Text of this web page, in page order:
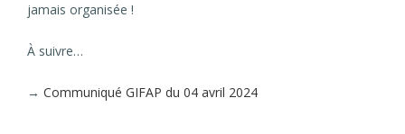
jamais organisée !
À suivre…
→ Communiqué GIFAP du 04 avril 2024